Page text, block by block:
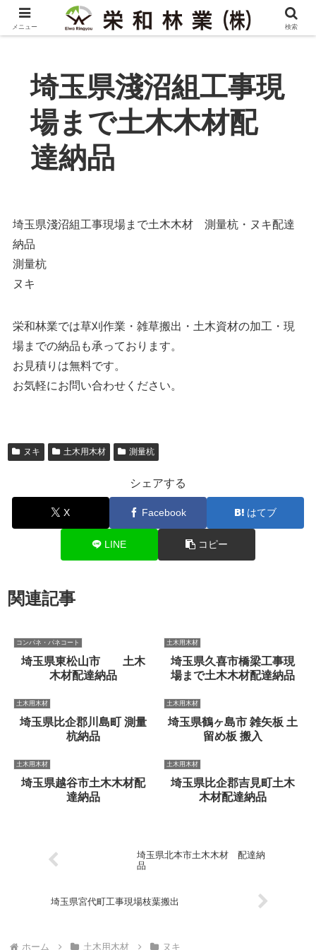
埼玉県淺沼組工事現
場まで土木木材配
達納品
埼玉県淺沼組工事現場まで土木木材 測量杭・ヌキ配達
納品
測量杭
ヌキ
栄和林業では草刈作業・雑草搬出・土木資材の加工・現
場までの納品も承っております。
お見積りは無料です。
お気軽にお問い合わせください。
ヌキ 土木用木材 測量杭
シェアする
X Facebook はてブ
LINE コピー
関連記事
コンパネ・パネコート
埼玉県東松山市 土木
木材配達納品
土木用木材
埼玉県久喜市橋梁工事現
場まで土木木材配達納品
土木用木材
埼玉県比企郡川島町 測量
杭納品
土木用木材
埼玉県鶴ヶ島市 雑矢板 土
留め板 搬入
土木用木材
埼玉県越谷市土木木材配
達納品
土木用木材
埼玉県比企郡吉見町土木
木材配達納品
埼玉県北本市土木木材 配達納
品
埼玉県宮代町工事現場枝葉搬出
ホーム 土木用木材 ヌキ
メニュー 検索